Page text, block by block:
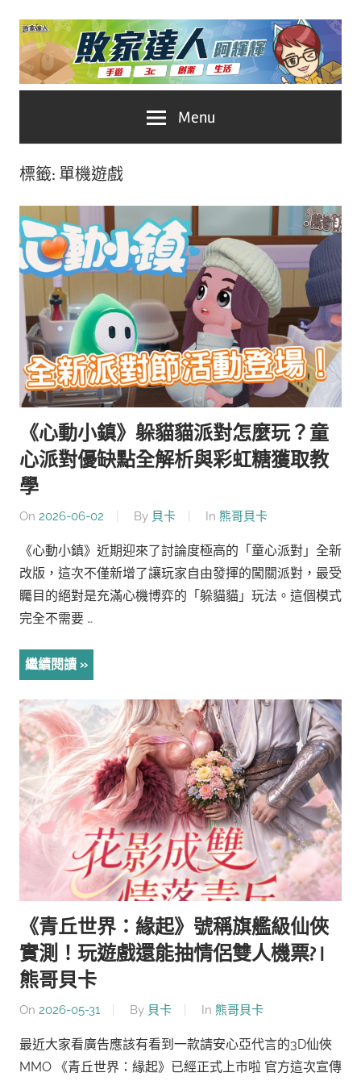
Skip
content
家
人
推
薦
No.1
遊
戲
科
技
自
媒
體。
Menu
標籤: 單機遊戲
《心動小鎮》躲貓貓派對怎麼玩？童
心派對優缺點全解析與彩虹糖獲取教
學
On 2026-06-02 By 貝卡 In 熊哥貝卡
《心動小鎮》近期迎來了討論度極高的「童心派對」全新
改版，這次不僅新增了讓玩家自由發揮的闖關派對，最受
矚目的絕對是充滿心機博弈的「躲貓貓」玩法。這個模式
完全不需要 …
繼續閱讀
《青丘世界：緣起》號稱旗艦級仙俠
實測！玩遊戲還能抽情侶雙人機票? |
熊哥貝卡
On 2026-05-31 By 貝卡 In 熊哥貝卡
最近大家看廣告應該有看到一款請安心亞代言的3D仙俠
MMO 《青丘世界：緣起》已經正式上市啦 官方這次宣傳